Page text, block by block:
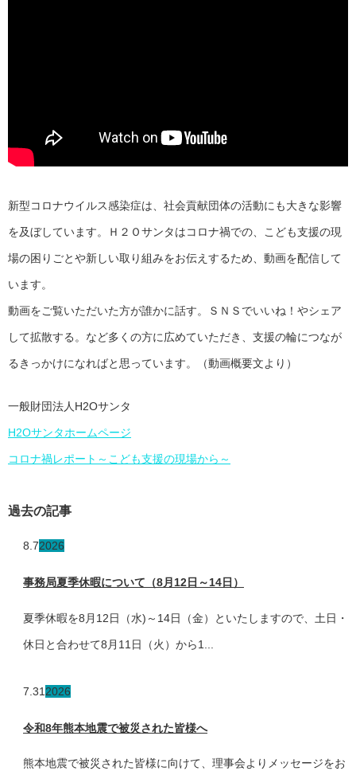
新型コロナウイルス感染症は、社会貢献団体の活動にも大きな影響
を及ぼしています。Ｈ２Ｏサンタはコロナ禍での、こども支援の現
場の困りごとや新しい取り組みをお伝えするため、動画を配信して
います。
動画をご覧いただいた方が誰かに話す。ＳＮＳでいいね！やシェア
して拡散する。など多くの方に広めていただき、支援の輪につなが
るきっかけになればと思っています。（動画概要文より）
一般財団法人H2Oサンタ
H2Oサンタホームページ
コロナ禍レポート～こども支援の現場から～
過去の記事
8.72026
事務局夏季休暇について（8月12日～14日）
夏季休暇を8月12日（水)～14日（金）といたしますので、土日・
休日と合わせて8月11日（火）から1...
7.31 2026
令和8年熊本地震で被災された皆様へ
熊本地震で被災された皆様に向けて、理事会よりメッセージをお